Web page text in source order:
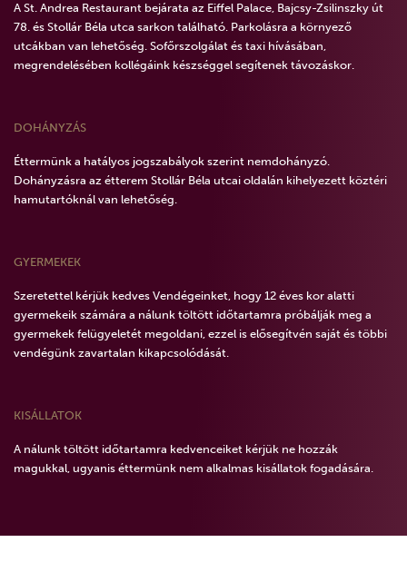
A St. Andrea Restaurant bejárata az Eiffel Palace, Bajcsy-Zsilinszky út
78. és Stollár Béla utca sarkon található. Parkolásra a környező
utcákban van lehetőség. Sofőrszolgálat és taxi hívásában,
megrendelésében kollégáink készséggel segítenek távozáskor.
DOHÁNYZÁS
Éttermünk a hatályos jogszabályok szerint nemdohányzó.
Dohányzásra az étterem Stollár Béla utcai oldalán kihelyezett köztéri
hamutartóknál van lehetőség.
GYERMEKEK
Szeretettel kérjük kedves Vendégeinket, hogy 12 éves kor alatti
gyermekeik számára a nálunk töltött időtartamra próbálják meg a
gyermekek felügyeletét megoldani, ezzel is elősegítvén saját és többi
vendégünk zavartalan kikapcsolódását.
KISÁLLATOK
A nálunk töltött időtartamra kedvenceiket kérjük ne hozzák
magukkal, ugyanis éttermünk nem alkalmas kisállatok fogadására.